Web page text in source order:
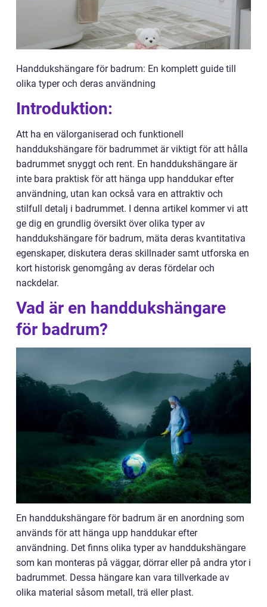
Handdukshängare för badrum: En komplett guide till
olika typer och deras användning
Introduktion:
Att ha en välorganiserad och funktionell
handdukshängare för badrummet är viktigt för att hålla
badrummet snyggt och rent. En handdukshängare är
inte bara praktisk för att hänga upp handdukar efter
användning, utan kan också vara en attraktiv och
stilfull detalj i badrummet. I denna artikel kommer vi att
ge dig en grundlig översikt över olika typer av
handdukshängare för badrum, mäta deras kvantitativa
egenskaper, diskutera deras skillnader samt utforska en
kort historisk genomgång av deras fördelar och
nackdelar.
Vad är en handdukshängare
för badrum?
En handdukshängare för badrum är en anordning som
används för att hänga upp handdukar efter
användning. Det finns olika typer av handdukshängare
som kan monteras på väggar, dörrar eller på andra ytor i
badrummet. Dessa hängare kan vara tillverkade av
olika material såsom metall, trä eller plast.